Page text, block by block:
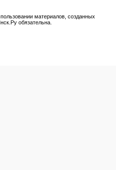
материалов, созданных
обязательна.